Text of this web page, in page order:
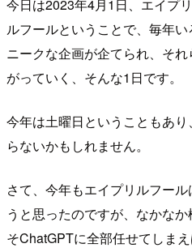
今日は2023年4月1日、エイプ
ルフールということで、毎年
ニークな企画が企てられ、そ
がっていく、そんな1日です。
今年は土曜日ということもあ
らないかもしれません。
さて、今年もエイプリルフー
うと思ったのですが、なかな
そChatGPTに全部任せてしま